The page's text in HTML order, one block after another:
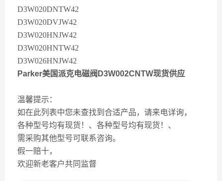
D3W020DNTW42
D3W020DVJW42
D3W020HNJW42
D3W020HNTW42
D3W026HNJW42
Parker美国派克电磁阀D3W002CNTW现货供应
温馨提示：
如在此列表中您未查找到合适产品，请来电详询，
各种型号均有现货！、各种型号均有现货！、
需采购其他型号可联系咨询。
假一赔十，
欢迎新老客户共同监督